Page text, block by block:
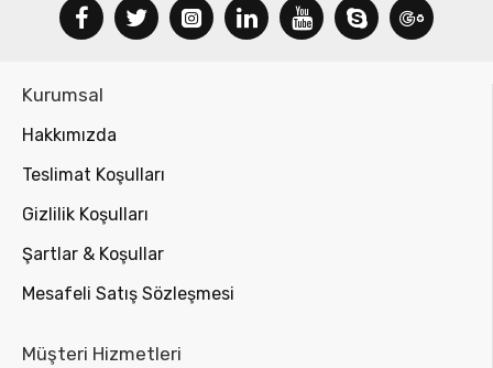
Kurumsal
Hakkımızda
Teslimat Koşulları
Gizlilik Koşulları
Şartlar & Koşullar
Mesafeli Satış Sözleşmesi
Müşteri Hizmetleri